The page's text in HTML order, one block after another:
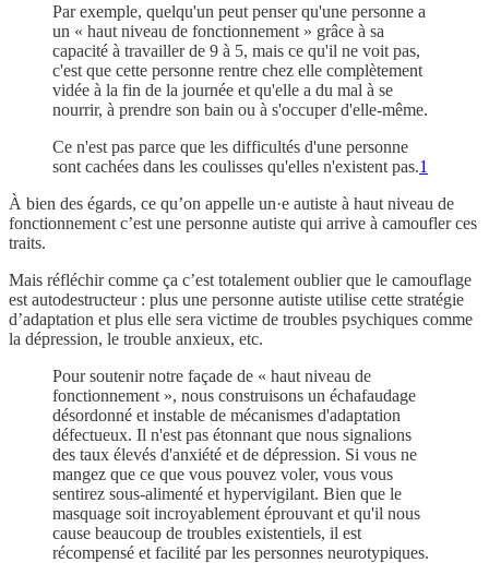
Par exemple, quelqu'un peut penser qu'une personne a
un « haut niveau de fonctionnement » grâce à sa
capacité à travailler de 9 à 5, mais ce qu'il ne voit pas,
c'est que cette personne rentre chez elle complètement
vidée à la fin de la journée et qu'elle a du mal à se
nourrir, à prendre son bain ou à s'occuper d'elle-même.
Ce n'est pas parce que les difficultés d'une personne
sont cachées dans les coulisses qu'elles n'existent pas.1
À bien des égards, ce qu’on appelle un·e autiste à haut niveau de
fonctionnement c’est une personne autiste qui arrive à camoufler ces
traits.
Mais réfléchir comme ça c’est totalement oublier que le camouflage
est autodestructeur : plus une personne autiste utilise cette stratégie
d’adaptation et plus elle sera victime de troubles psychiques comme
la dépression, le trouble anxieux, etc.
Pour soutenir notre façade de « haut niveau de
fonctionnement », nous construisons un échafaudage
désordonné et instable de mécanismes d'adaptation
défectueux. Il n'est pas étonnant que nous signalions
des taux élevés d'anxiété et de dépression. Si vous ne
mangez que ce que vous pouvez voler, vous vous
sentirez sous-alimenté et hypervigilant. Bien que le
masquage soit incroyablement éprouvant et qu'il nous
cause beaucoup de troubles existentiels, il est
récompensé et facilité par les personnes neurotypiques.